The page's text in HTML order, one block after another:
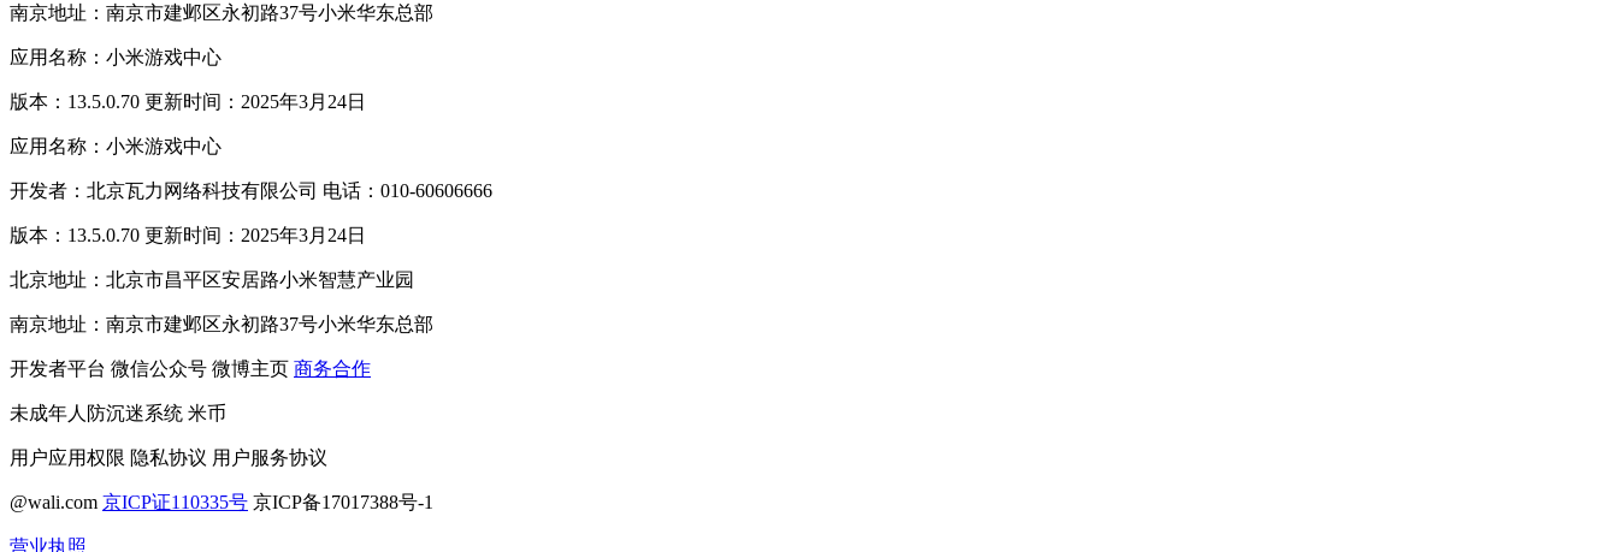
南京地址：南京市建邺区永初路37号小米华东总部
应用名称：小米游戏中心
版本：13.5.0.70 更新时间：2025年3月24日
应用名称：小米游戏中心
开发者：北京瓦力网络科技有限公司 电话：010-60606666
版本：13.5.0.70 更新时间：2025年3月24日
北京地址：北京市昌平区安居路小米智慧产业园
南京地址：南京市建邺区永初路37号小米华东总部
开发者平台 微信公众号 微博主页 商务合作
未成年人防沉迷系统 米币
用户应用权限 隐私协议 用户服务协议
@wali.com 京ICP证110335号 京ICP备17017388号-1
营业执照